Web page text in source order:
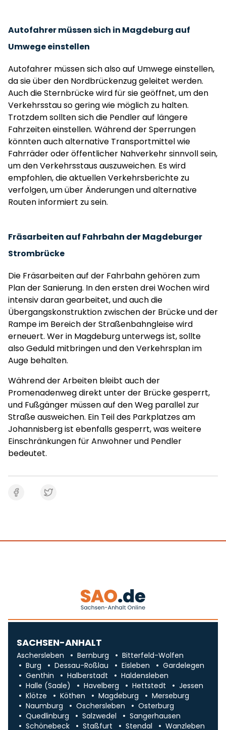
Autofahrer müssen sich in Magdeburg auf
Umwege einstellen
Autofahrer müssen sich also auf Umwege einstellen,
da sie über den Nordbrückenzug geleitet werden.
Auch die Sternbrücke wird für sie geöffnet, um den
Verkehrsstau so gering wie möglich zu halten.
Trotzdem sollten sich die Pendler auf längere
Fahrzeiten einstellen. Während der Sperrungen
könnten auch alternative Transportmittel wie
Fahrräder oder öffentlicher Nahverkehr sinnvoll sein,
um den Verkehrsstaus auszuweichen. Es wird
empfohlen, die aktuellen Verkehrsberichte zu
verfolgen, um über Änderungen und alternative
Routen informiert zu sein.
Fräsarbeiten auf Fahrbahn der Magdeburger
Strombrücke
Die Fräsarbeiten auf der Fahrbahn gehören zum
Plan der Sanierung. In den ersten drei Wochen wird
intensiv daran gearbeitet, und auch die
Übergangskonstruktion zwischen der Brücke und der
Rampe im Bereich der Straßenbahngleise wird
erneuert. Wer in Magdeburg unterwegs ist, sollte
also Geduld mitbringen und den Verkehrsplan im
Auge behalten.
Während der Arbeiten bleibt auch der
Promenadenweg direkt unter der Brücke gesperrt,
und Fußgänger müssen auf den Weg parallel zur
Straße ausweichen. Ein Teil des Parkplatzes am
Johannisberg ist ebenfalls gesperrt, was weitere
Einschränkungen für Anwohner und Pendler
bedeutet.
SACHSEN-ANHALT
Aschersleben Bernburg
Bitterfeld-Wolfen
Burg
Dessau-Roßlau Eisleben
Gardelegen
Genthin
Halberstadt
Haldensleben
Halle (Saale)
Havelberg Hettstedt
Jessen
Klötze
Köthen Magdeburg
Merseburg
Naumburg
Oschersleben
Osterburg
Quedlinburg
Salzwedel
Sangerhausen
Schönebeck
Staßfurt Stendal Wanzleben